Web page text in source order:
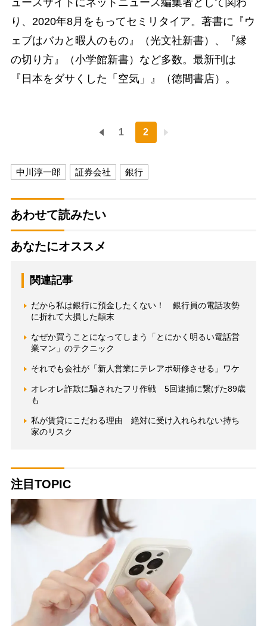
ュースサイトにネットニュース編集者として関わ
り、2020年8月をもってセミリタイア。著書に『ウ
ェブはバカと暇人のもの』（光文社新書）、『縁
の切り方』（小学館新書）など多数。最新刊は
『日本をダサくした「空気」』（徳間書店）。
1 2
中川淳一郎 証券会社 銀行
あわせて読みたい
あなたにオススメ
関連記事
だから私は銀行に預金したくない！ 銀行員の電話攻勢
に折れて大損した顛末
なぜか買うことになってしまう「とにかく明るい電話営
業マン」のテクニック
それでも会社が「新人営業にテレアポ研修させる」ワケ
オレオレ詐欺に騙されたフリ作戦 5回逮捕に繋げた89歳
も
私が賃貸にこだわる理由 絶対に受け入れられない持ち
家のリスク
注目TOPIC